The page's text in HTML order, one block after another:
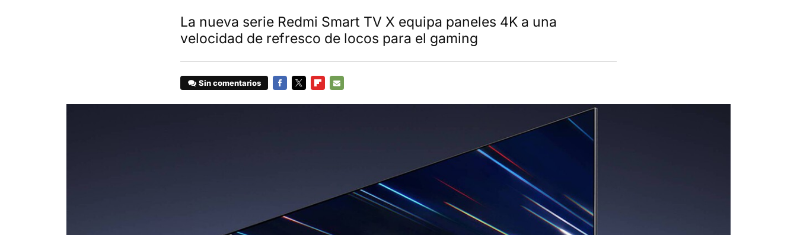
La nueva serie Redmi Smart TV X equipa paneles 4K a una
velocidad de refresco de locos para el gaming
Sin comentarios